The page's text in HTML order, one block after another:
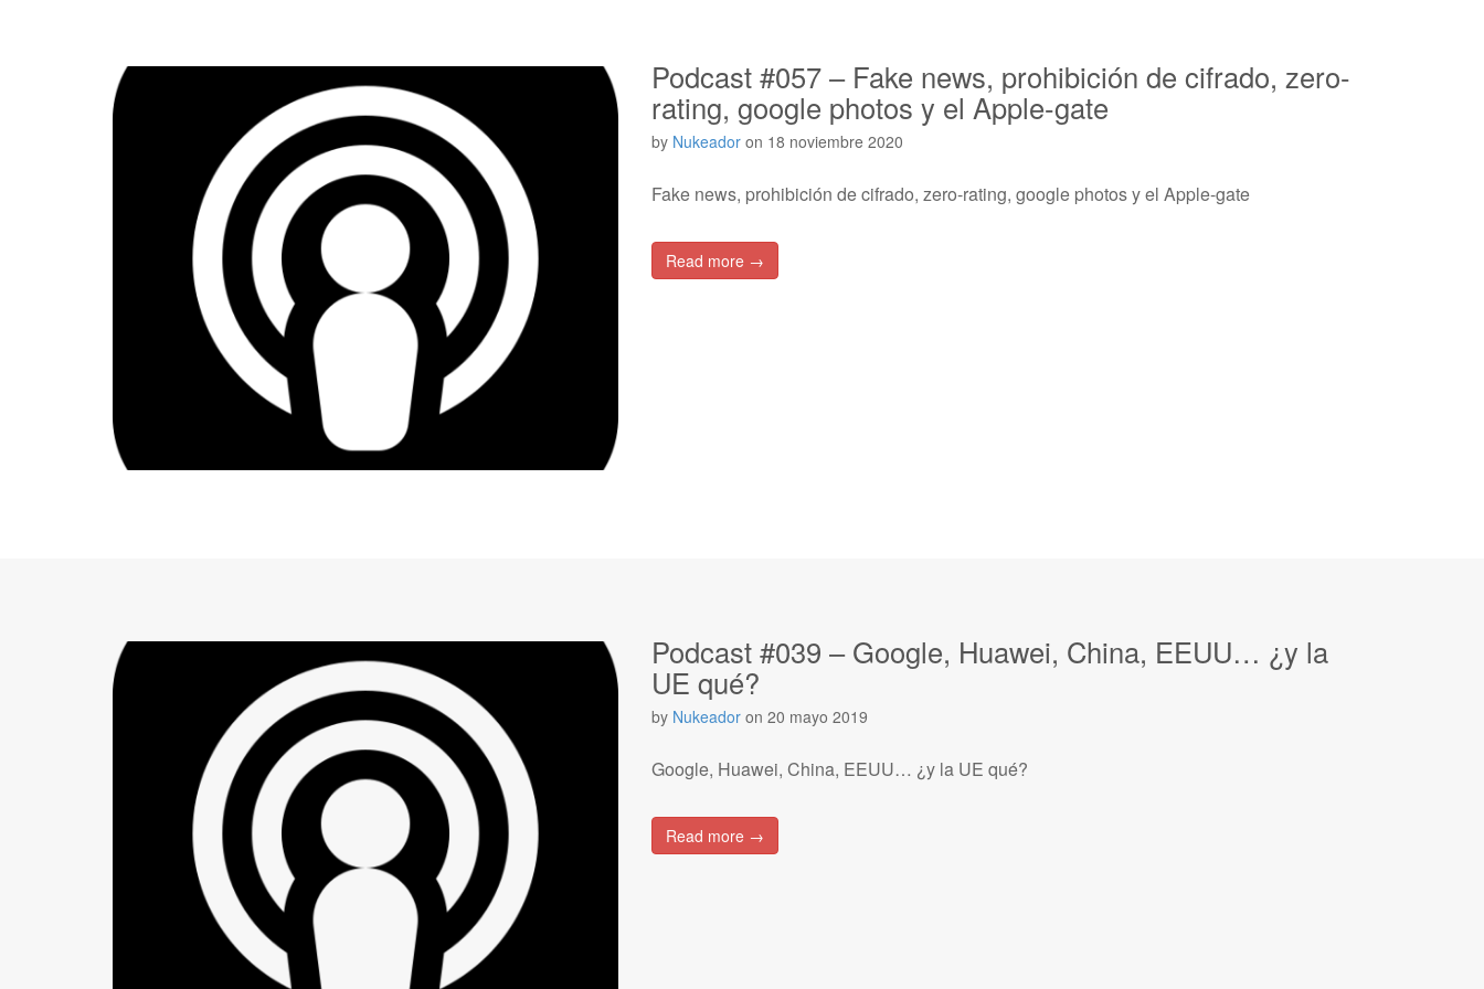
Podcast #057 – Fake news, prohibición de cifrado, zero-
rating, google photos y el Apple-gate
by Nukeadoron 18 noviembre 2020
Fake news, prohibición de cifrado, zero-rating, google photos y el Apple-gate
Read more →
Podcast #039 – Google, Huawei, China, EEUU… ¿y la
UE qué?
by Nukeadoron 20 mayo 2019
Google, Huawei, China, EEUU… ¿y la UE qué?
Read more →